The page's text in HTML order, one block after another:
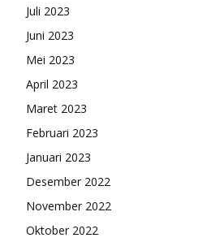
Juli 2023
Juni 2023
Mei 2023
April 2023
Maret 2023
Februari 2023
Januari 2023
Desember 2022
November 2022
Oktober 2022